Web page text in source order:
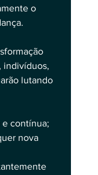
o
indivíduos,
lutando
contínua;
nova